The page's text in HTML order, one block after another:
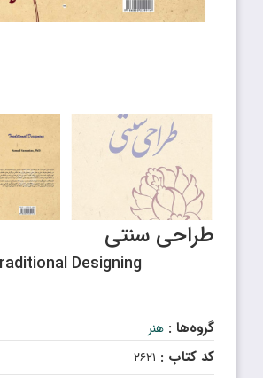
طراحی سنتی
Designing
گروه‌ها : هنر
کد کتاب : ۲۶۲۱